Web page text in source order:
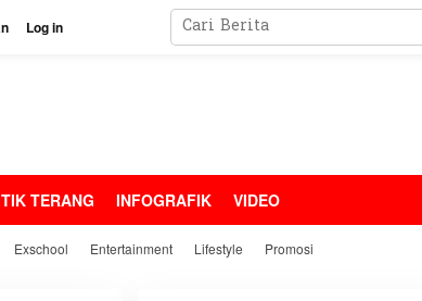
Log in
TERANG INFOGRAFIK VIDEO
Exschool Entertainment Lifestyle Promosi